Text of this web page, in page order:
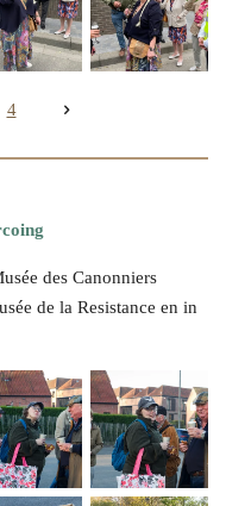
4
des Canonniers
de la Resistance en in